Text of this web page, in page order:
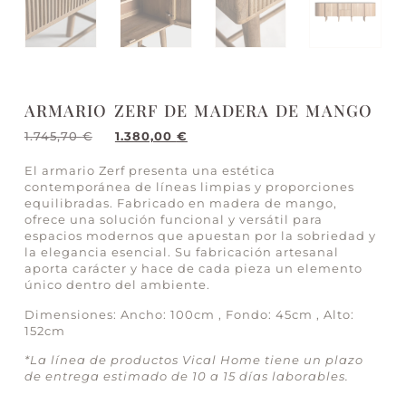
ARMARIO ZERF DE MADERA DE MANGO
1.745,70€ 1.380,00 €
El armario Zerf presenta una estética
contemporánea de líneas limpias y proporciones
equilibradas. Fabricado en madera de mango,
ofrece una solución funcional y versátil para
espacios modernos que apuestan por la sobriedad y
la elegancia esencial. Su fabricación artesanal
aporta carácter y hace de cada pieza un elemento
único dentro del ambiente.
Dimensiones: Ancho: 100cm , Fondo: 45cm , Alto:
152cm
*La línea de productos Vical Home tiene un plazo
de entrega estimado de 10 a 15 días laborables.